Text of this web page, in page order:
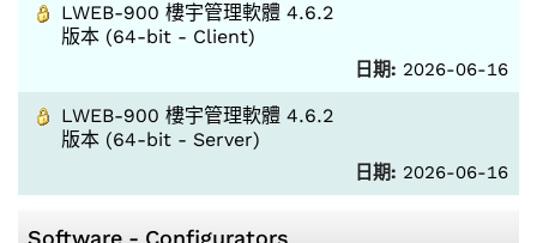
LWEB-900 樓宇管理軟體 4.6.2
版本 (64-bit - Client)
日期: 2026-06-16
LWEB-900 樓宇管理軟體 4.6.2
版本 (64-bit - Server)
日期: 2026-06-16
Software - Configurators